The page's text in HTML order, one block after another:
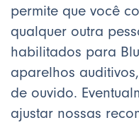
permite que você
qualquer outra
habilitados para
aparelhos
de ouvido.
ajustar nossas